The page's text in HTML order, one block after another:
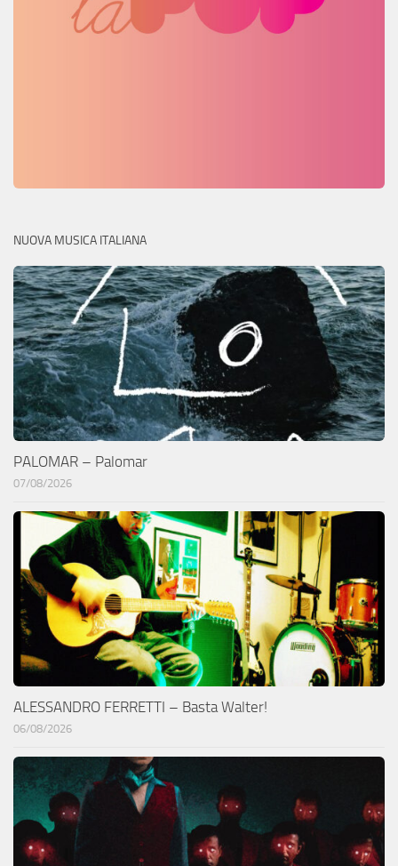
NUOVA MUSICA ITALIANA
PALOMAR – Palomar
07/08/2026
ALESSANDRO FERRETTI – Basta Walter!
06/08/2026